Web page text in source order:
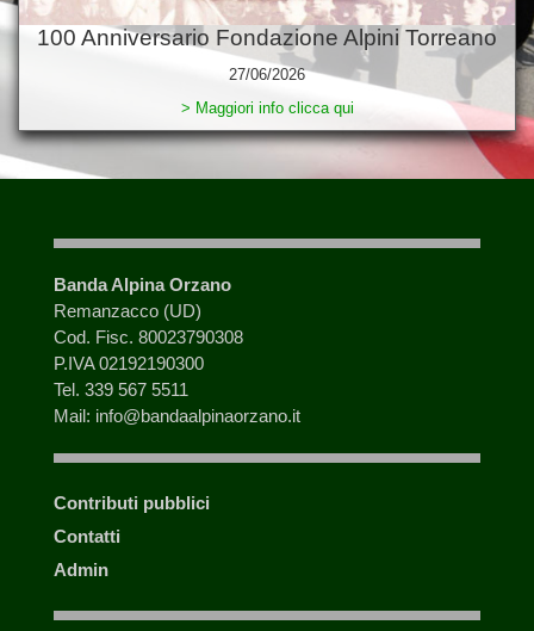
100 Anniversario Fondazione Alpini Torreano
27/06/2026
> Maggiori info clicca qui
Banda Alpina Orzano
Remanzacco (UD)
Cod. Fisc. 80023790308
P.IVA 02192190300
Tel. 339 567 5511
Mail: info@bandaalpinaorzano.it
Contributi pubblici
Contatti
Admin